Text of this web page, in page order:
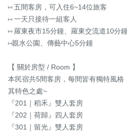
⑅ 五間客房，可入住6~14位旅客
⑅ 一天只接待一組客人
⑅ 羅東夜市15分鐘、羅東交流道10分
⑅親水公園、傳藝中心5分鐘
【 關於房型 / Room 】
本民宿共5間客房，每間皆有獨特風
其特色之處~
『201｜稻禾』雙人套房
『202｜荷歸』四人套房
『301｜留光』雙人套房